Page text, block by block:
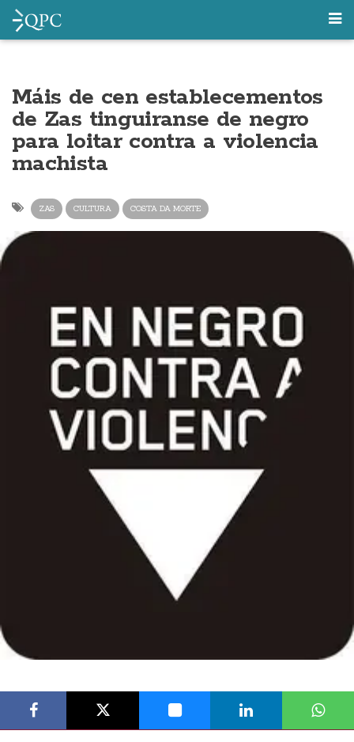
Máis de cen establecementos
de Zas tinguiranse de negro
para loitar contra a violencia
machista
ZAS CULTURA COSTA DA MORTE